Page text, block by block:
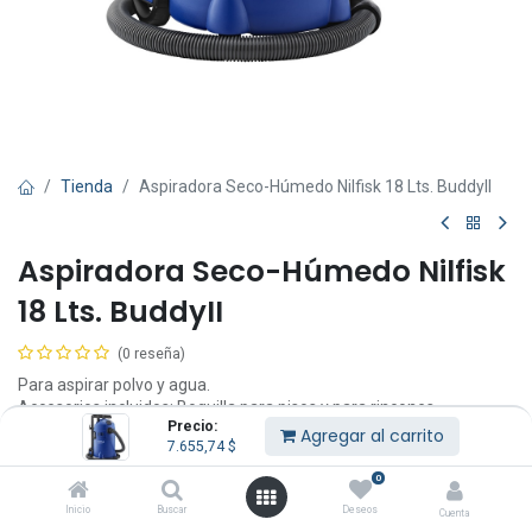
Precio:
7.655,74$ Agregar al carrito
Inicio Buscar
0
Deseos Cuenta
Tienda Aspiradora Seco-Húmedo Nilfisk 18 Lts. BuddyII
Aspiradora Seco-Húmedo Nilfisk
18 Lts. BuddyII
(0 reseña)
Para aspirar polvo y agua.
Accesorios incluidos: Boquilla para pisos y para rincones.
Uso doméstico.
7.655,74 IVA Incluido